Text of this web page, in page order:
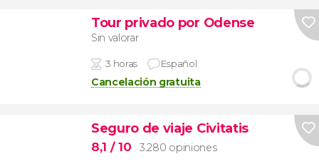
Tour privado por Odense
Sin valorar
3 horas Español
Cancelación gratuita
Seguro de viaje Civitatis
8,1 / 10 3.280 opiniones